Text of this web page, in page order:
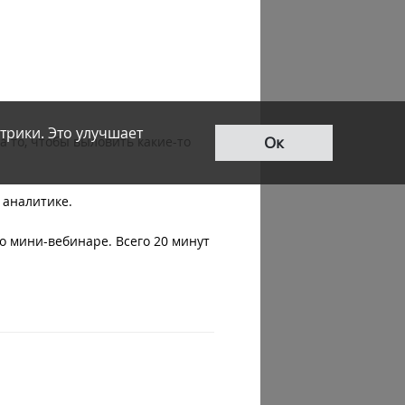
чтобы выловить какие-то
мини-вебинаре. Всего 20 минут
Это улучшает Ок